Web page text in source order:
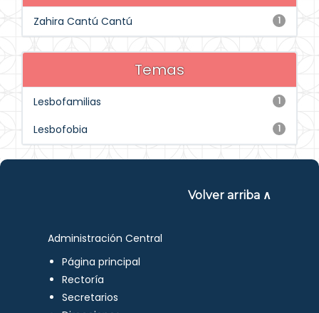
1
Zahira Cantú Cantú
Temas
1
Lesbofamilias
1
Lesbofobia
Volver arriba ∧
Administración Central
Página principal
Rectoría
Secretarios